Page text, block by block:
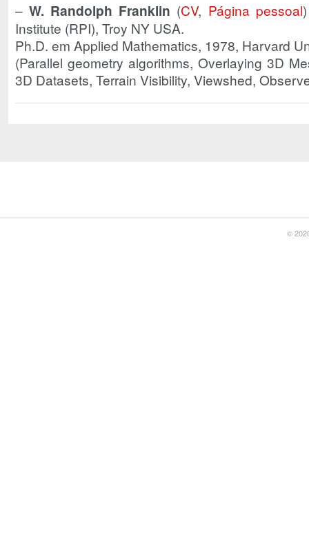
–W. Randolph Franklin (CV, Página pessoal
Institute (RPI), Troy NY USA.
Ph.D. em Applied Mathematics, 1978, Harvard
(Parallel geometry algorithms, Overlaying 3D
3D Datasets, Terrain Visibility, Viewshed,
©